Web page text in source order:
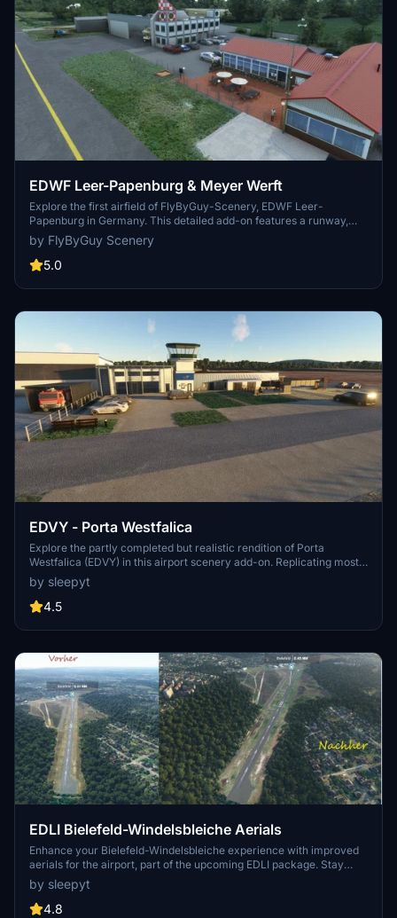
EDWF Leer-Papenburg & Meyer Werft
Explore the first airfield of FlyByGuy-Scenery, EDWF Leer-
Papenburg in Germany. This detailed add-on features a runway,
hangars, lighting systems, and a precision landing system, making it
an ideal starting point for VFR planes and business jets. Additionally,
the scenery includes custom-modeled buildings, the famous
flight experience in this region.
by FlyByGuy Scenery
5.0
EDVY - Porta Westfalica
Explore the partly completed but realistic rendition of Porta
Westfalica (EDVY) in this airport scenery add-on. Replicating most
buildings from real life, join in for a visual treat, with ongoing
updates promised by the developer. Enhance your experience by
combining this scenery with EDVY aerials and nearby
Simulator collection. Install additional libraries for the best
Paypal for future freeware scenery updates.
by sleepyt
4.5
EDLI Bielefeld-Windelsbleiche Aerials
Enhance your Bielefeld-Windelsbleiche experience with improved
aerials for the airport, part of the upcoming EDLI package. Stay
tuned for more updates, including detailed airport buildings and
high-resolution aerials for EDLO. Follow the progress on flybyguy-
scenery.de and consider supporting the creators work by
by sleepyt
4.8